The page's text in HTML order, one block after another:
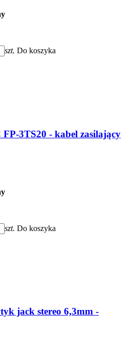
szt. Do koszyka
3TS20 - kabel zasilający
szt. Do koszyka
jack stereo 6,3mm -